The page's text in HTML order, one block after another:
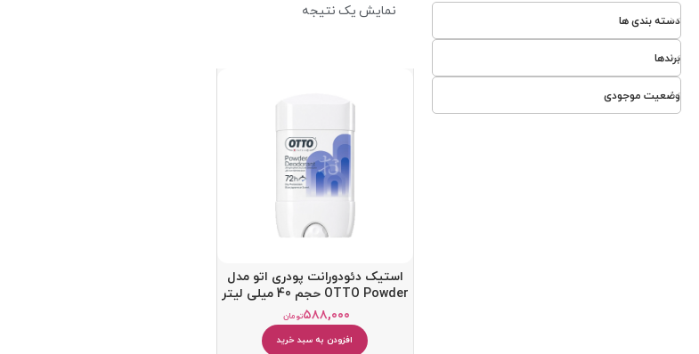
دسته بندی ها
برندها
وضعیت موجودی
نمایش یک نتیجه
استیک دئودورانت پودری اتو مدل
OTTO Powder حجم 40 میلی لیتر
تومان۵۸۸,۰۰۰
افزودن به سبد خرید